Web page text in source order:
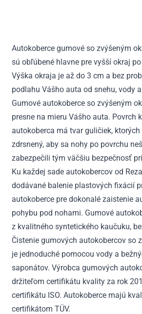
2009
-
2016
Autokoberce gumové so zvýšeným
sú obľúbené hlavne pre vyšší okraj
Výška okraja je až do 3 cm a bez
podlahu Vášho auta od snehu, vody
Gumové autokoberce so zvýšeným
presne na mieru Vášho auta. Povrch
autokoberca má tvar guličiek, ktorých
zdrsnený, aby sa nohy po povrchu
zabezpečili tým väčšiu bezpečnosť
Ku každej sade autokobercov od
dodávané balenie plastových fixácií
autokoberce pre dokonalé zaistenie
pohybu pod nohami. Gumové
z kvalitného syntetického kaučuku,
Čistenie gumových autokobercov so
je jednoduché pomocou vody a
saponátov. Výrobca gumových
držiteľom certifikátu kvality za rok
certifikátu ISO. Autokoberce majú
certifikátom TÜV.